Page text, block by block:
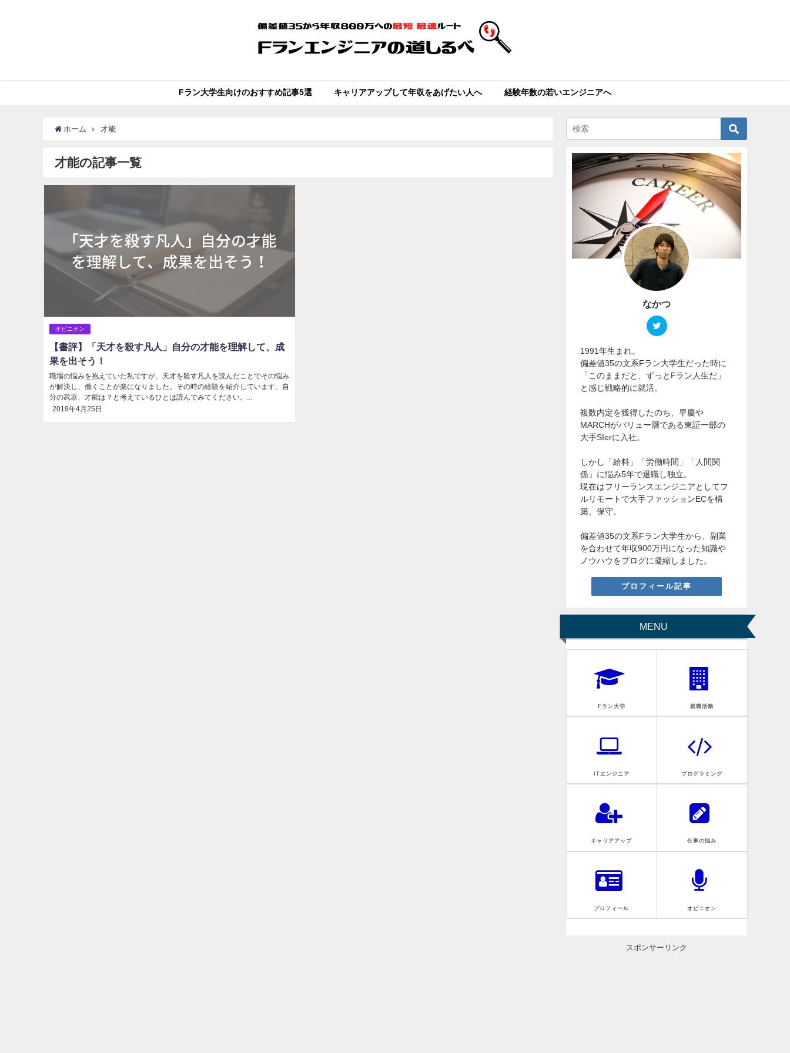
Fラン大学生向けのおすすめ記事5選 キャリアアップして年収をあげたい人へ 経験年数の若いエンジニアへ
ホーム 才能
才能の記事一覧
オピニオン
【書評】「天才を殺す凡人」自分の才能を理解して、成
果を出そう！
職場の悩みを抱えていた私ですが、天才を殺す凡人を読んだことでその悩み
が解決し、働くことが楽になりました。その時の経験を紹介しています。自
分の武器、才能は？と考えているひとは読んでみてください。...
2019年4月25日
なかつ
1991年生まれ。
偏差値35の文系Fラン大学生だった時に
「このままだと、ずっとFラン人生だ」
と感じ戦略的に就活。
複数内定を獲得したのち、早慶や
MARCHがバリュー層である東証一部の
大手SIerに入社。
しかし「給料」「労働時間」「人間関
係」に悩み5年で退職し独立。
現在はフリーランスエンジニアとしてフ
ルリモートで大手ファッションECを構
築、保守。
偏差値35の文系Fラン大学生から、副業
を合わせて年収900万円になった知識や
ノウハウをブログに凝縮しました。
プロフィール記事
MENU
Fラン大学 就職活動
ITエンジニア プログラミング
キャリアアップ 仕事の悩み
プロフィール オピニオン
スポンサーリンク